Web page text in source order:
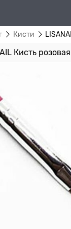
Кисти
Кисть